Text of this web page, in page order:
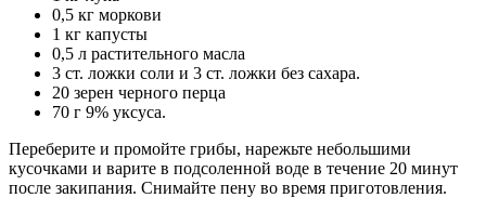
0,5 кг моркови
1 кг капусты
0,5 л растительного масла
3 ст. ложки соли и 3 ст. ложки без сахара.
20 зерен черного перца
70 г 9% уксуса.
Переберите и промойте грибы, нарежьте небольшими
кусочками и варите в подсоленной воде в течение 20 минут
после закипания. Снимайте пену во время приготовления.